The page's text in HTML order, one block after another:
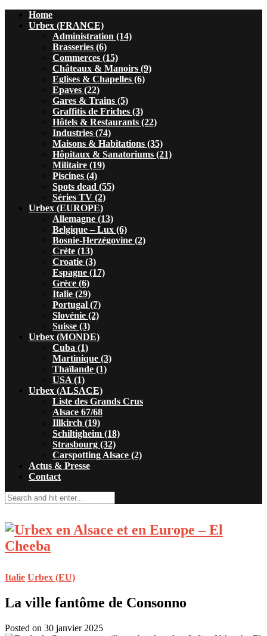
Home
Urbex (FRANCE)
Administration (14)
Brasseries (6)
Commerces (15)
Châteaux & Manoirs (9)
Eglises & Chapelles (6)
Epaves (22)
Gares & Trains (5)
Graffitis de Friches (3)
Hôtels & Restaurants (22)
Industries (74)
Maisons & Habitations (35)
Hôpitaux & Sanatoriums (21)
Militaire (19)
Piscines (4)
Spots dead (55)
Séries TV (2)
Urbex (EUROPE)
Allemagne (13)
Belgique – Lux (6)
Bosnie-Herzégovine (2)
Crète (13)
Croatie (3)
Espagne (17)
Grèce (6)
Italie (29)
Portugal (7)
Slovénie (2)
Suisse (3)
Urbex (MONDE)
Cuba (1)
Martinique (3)
Thaïlande (1)
USA (1)
Urbex (ALSACE)
Liste des Grands Crus
Alsace 67/68
Illkirch (19)
Schiltigheim (18)
Strasbourg (32)
Carspotting Alsace (2)
Actus & Presse
Contact
Italie Urbex (EU)
La ville fantôme de Consonno
Posted on 30 janvier 2025